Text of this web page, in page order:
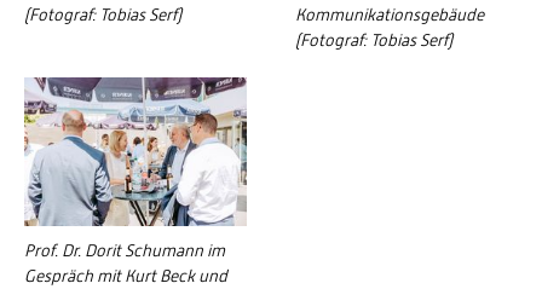
(Fotograf: Tobias Serf)
Kommunikationsgebäude
(Fotograf: Tobias Serf)
Prof. Dr. Dorit Schumann im
Gespräch mit Kurt Beck und